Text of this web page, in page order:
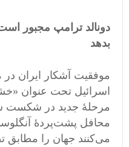
دونالد ترامپ مجبور
بدهد
موفقیت آشکار ایران در
اسرائیل تحت عنوان
مرحلۀ جدید در شکست
محافل پشت‌پردۀ
می‌کنند جهان را مطابق